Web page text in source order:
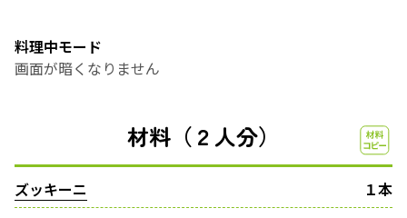
料理中モード
画面が暗くなりません
材料（２人分）
ズッキーニ
１本